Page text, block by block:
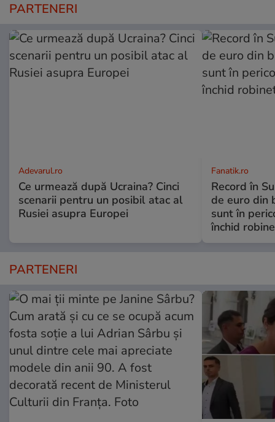
PARTENERI
Adevarul.ro
Ce urmează după Ucraina? Cinci
scenarii pentru un posibil atac al
Rusiei asupra Europei
Fanatik.ro
Record în
de euro din
sunt în
închid
PARTENERI